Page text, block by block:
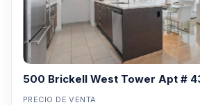
500 Brickell West Tower Apt #
PRECIO DE VENTA